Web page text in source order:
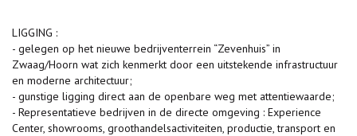
LIGGING :
- gelegen op het nieuwe bedrijventerrein “Zevenhuis” in
Zwaag/Hoorn wat zich kenmerkt door een uitstekende infrastructuur
en moderne architectuur;
- gunstige ligging direct aan de openbare weg met attentiewaarde;
- Representatieve bedrijven in de directe omgeving : Experience
Center, showrooms, groothandelsactiviteiten, productie, transport en